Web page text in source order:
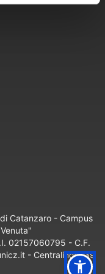
Catanzaro - Campus
02157060795 - C.F.
- Centralino: +39